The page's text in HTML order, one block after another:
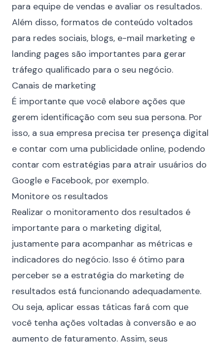
para equipe de vendas e avaliar os resultados.
Além disso, formatos de conteúdo voltados
para redes sociais, blogs, e-mail marketing e
landing pages são importantes para gerar
tráfego qualificado para o seu negócio.
Canais de marketing
É importante que você elabore ações que
gerem identificação com seu sua persona. Por
isso, a sua empresa precisa ter presença digital
e contar com uma publicidade online, podendo
contar com estratégias para atrair usuários do
Google e Facebook, por exemplo.
Monitore os resultados
Realizar o monitoramento dos resultados é
importante para o marketing digital,
justamente para acompanhar as métricas e
indicadores do negócio. Isso é ótimo para
perceber se a estratégia do marketing de
resultados está funcionando adequadamente.
Ou seja, aplicar essas táticas fará com que
você tenha ações voltadas à conversão e ao
aumento de faturamento. Assim, seus